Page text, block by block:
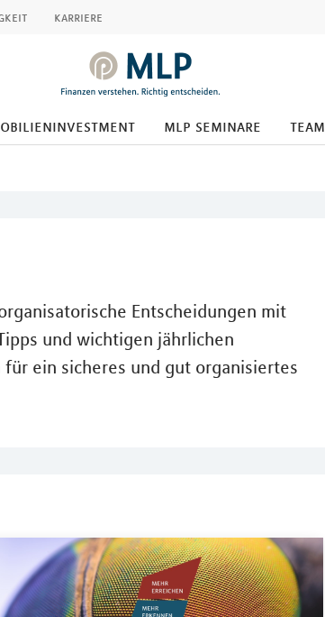
karriere
mlp seminare team
Entscheidungen mit
und wichtigen jährlichen
ein sicheres und gut organisiertes